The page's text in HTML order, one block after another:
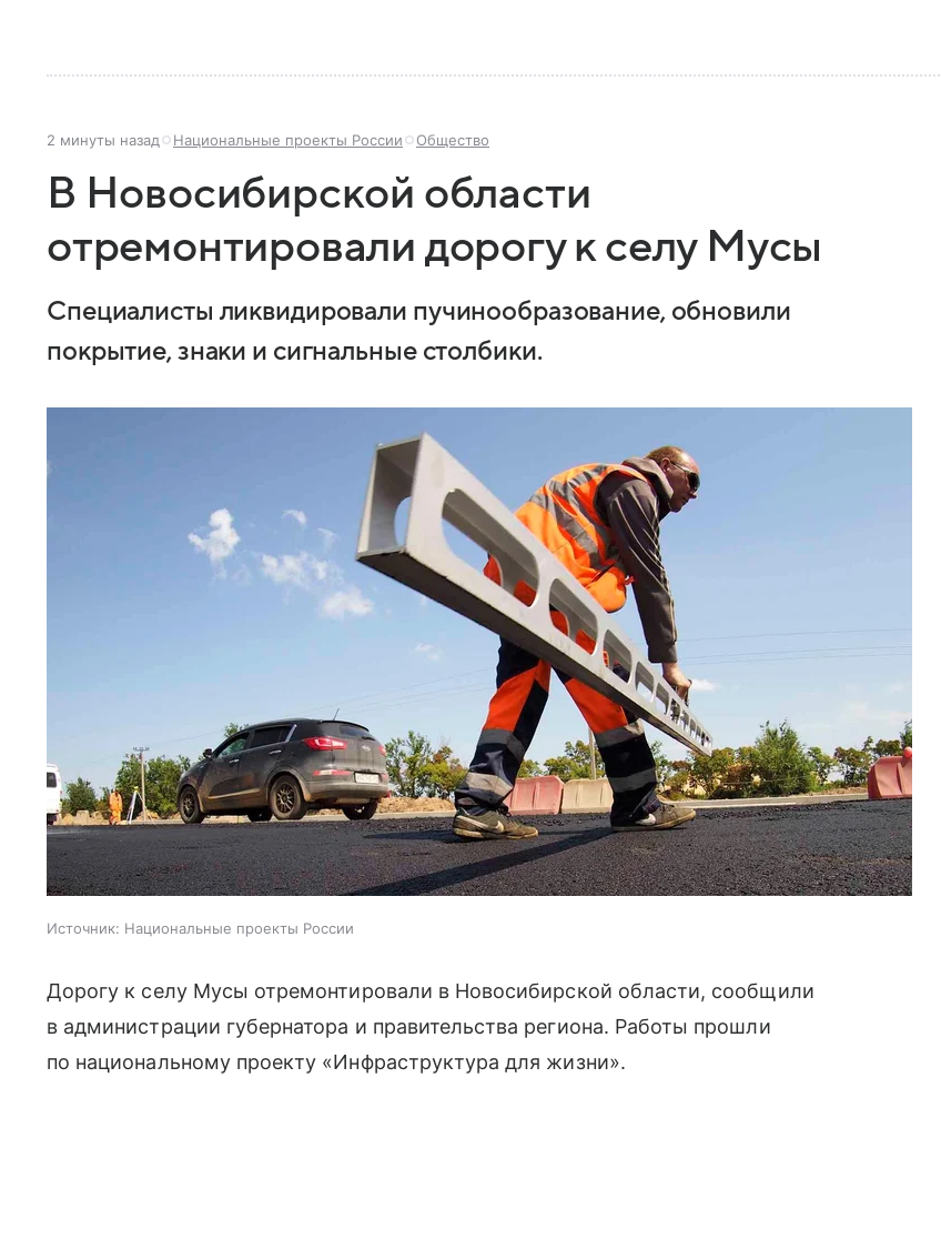
2 минуты назад Национальные проекты России Общество
В Новосибирской области
отремонтировали дорогу к селу Мусы
Специалисты ликвидировали пучинообразование, обновили
покрытие, знаки и сигнальные столбики.
Источник: Национальные проекты России
Дорогу к селу Мусы отремонтировали в Новосибирской области, сообщили
в администрации губернатора и правительства региона. Работы прошли
по национальному проекту «Инфраструктура для жизни».